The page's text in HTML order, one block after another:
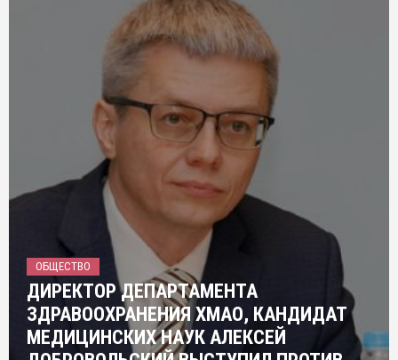
ОБЩЕСТВО
ДИРЕКТОР ДЕПАРТАМЕНТА
ЗДРАВООХРАНЕНИЯ ХМАО, КАНДИДАТ
МЕДИЦИНСКИХ НАУК АЛЕКСЕЙ